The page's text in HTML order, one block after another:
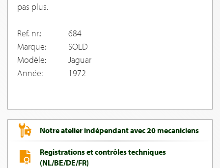
pas plus.
Ref. nr.:
684
Marque:
SOLD
Modèle:
Jaguar
Année:
1972
Notre atelier indépendant avec 20 mecaniciens
Registrations et contrôles techniques
(NL/BE/DE/FR)